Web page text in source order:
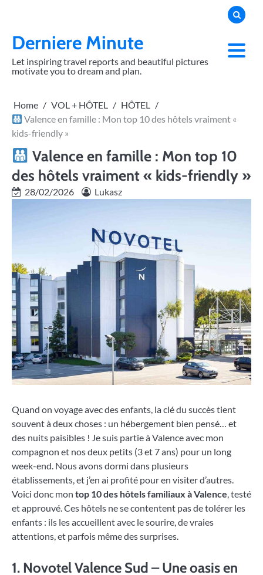
contentDerniere Minute
Let inspiring travel reports and beautiful pictures
motivate you to dream and plan.
Home VOL + HÔTEL
HÔTEL
Valence en famille : Mon top 10 des hôtels vraiment «
kids-friendly »
Valence en famille : Mon top 10
des hôtels vraiment « kids-friendly »
28/02/2026 Lukasz
Quand on voyage avec des enfants, la clé du succès tient
souvent à deux choses : un hébergement bien pensé… et
des nuits paisibles ! Je suis partie à Valence avec mon
compagnon et nos deux petits (3 et 7 ans) pour un long
week-end. Nous avons dormi dans plusieurs
établissements, et j’en ai profité pour en visiter d’autres.
Voici donc mon top 10 des hôtels familiaux à Valence , testé
et approuvé. Ces hôtels ne se contentent pas de tolérer les
enfants : ils les accueillent avec le sourire, de vraies
attentions, et parfois même des surprises.
1. Novotel Valence Sud – Une oasis en